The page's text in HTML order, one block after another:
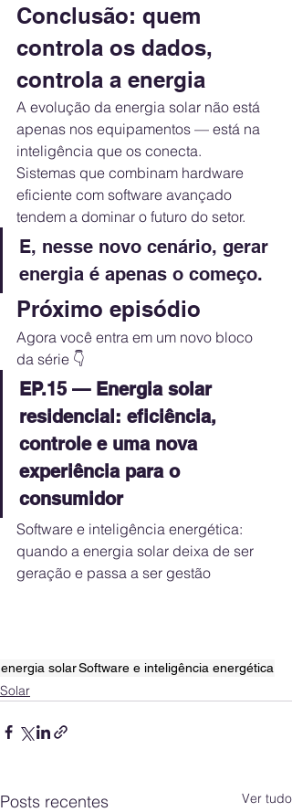
Conclusão: quem
controla os dados,
controla a energia
A evolução da energia solar não está
apenas nos equipamentos — está na
inteligência que os conecta.
Sistemas que combinam hardware
eficiente com software avançado
tendem a dominar o futuro do setor.
E, nesse novo cenário, gerar
energia é apenas o começo.
Próximo episódio
Agora você entra em um novo bloco
da série 👇
EP.15 — Energia solar
residencial: eficiência,
controle e uma nova
experiência para o
consumidor
Software e inteligência energética:
quando a energia solar deixa de ser
geração e passa a ser gestão
energia solarSoftware e inteligência energética
Solar
Posts recentes Ver tudo